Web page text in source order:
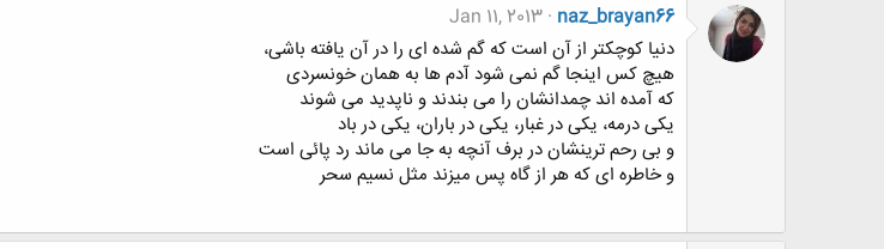
naz_brayan66
Jan 11, 2013
دنیا کوچکتر از آن است که گم شده ای را در آن یافته باشی،
هیچ کس اینجا گم نمی شود آدم ها به همان خونسردی
که آمده اند چمدانشان را می بندند و ناپدید می شوند
یکی درمه، یکی در غبار، یکی در باران، یکی در باد
و بی رحم ترینشان در برف آنچه به جا می ماند رد پائی است
و خاطره ای که هر از گاه پس میزند مثل نسیم سحر